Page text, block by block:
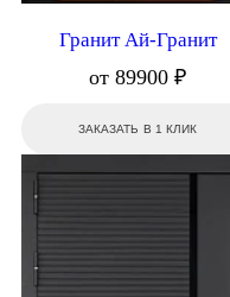
Гранит Ай-Гранит
от 89900 ₽
ЗАКАЗАТЬ В 1 КЛИК